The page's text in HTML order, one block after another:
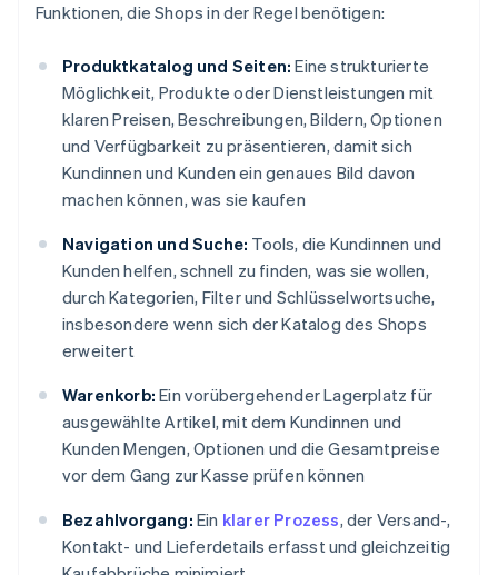
Funktionen, die Shops in der Regel benötigen:
Produktkatalog und Seiten: Eine strukturierte
Möglichkeit, Produkte oder Dienstleistungen mit
klaren Preisen, Beschreibungen, Bildern, Optionen
und Verfügbarkeit zu präsentieren, damit sich
Kundinnen und Kunden ein genaues Bild davon
machen können, was sie kaufen
Navigation und Suche: Tools, die Kundinnen und
Kunden helfen, schnell zu finden, was sie wollen,
durch Kategorien, Filter und Schlüsselwortsuche,
insbesondere wenn sich der Katalog des Shops
erweitert
Warenkorb: Ein vorübergehender Lagerplatz für
ausgewählte Artikel, mit dem Kundinnen und
Kunden Mengen, Optionen und die Gesamtpreise
vor dem Gang zur Kasse prüfen können
Bezahlvorgang: Ein klarer Prozess, der Versand-,
Kontakt- und Lieferdetails erfasst und gleichzeitig